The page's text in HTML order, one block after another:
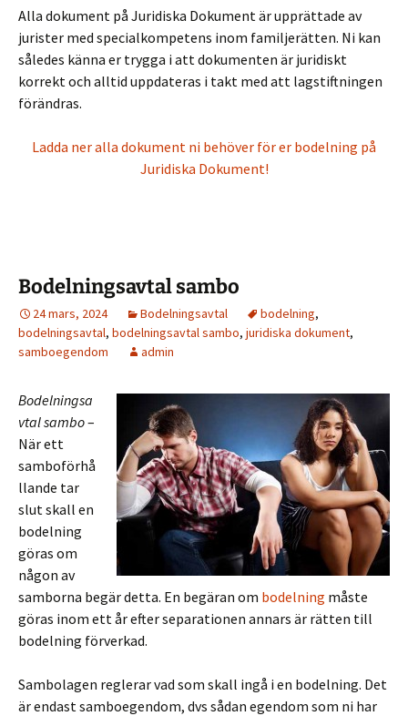
Alla dokument på Juridiska Dokument är upprättade av
jurister med specialkompetens inom familjerätten. Ni kan
således känna er trygga i att dokumenten är juridiskt
korrekt och alltid uppdateras i takt med att lagstiftningen
förändras.
Ladda ner alla dokument ni behöver för er bodelning på
Juridiska Dokument!
Bodelningsavtal sambo
24 mars, 2024 Bodelningsavtal bodelning,
bodelningsavtal, bodelningsavtal sambo, juridiska dokument,
samboegendom
admin
Bodelningsa
vtal sambo–
När ett
samboförhå
llande tar
slut skall en
bodelning
göras om
någon av
samborna begär detta. En begäran om bodelning måste
göras inom ett år efter separationen annars är rätten till
bodelning förverkad.
Sambolagen reglerar vad som skall ingå i en bodelning. Det
är endast samboegendom, dvs sådan egendom som ni har